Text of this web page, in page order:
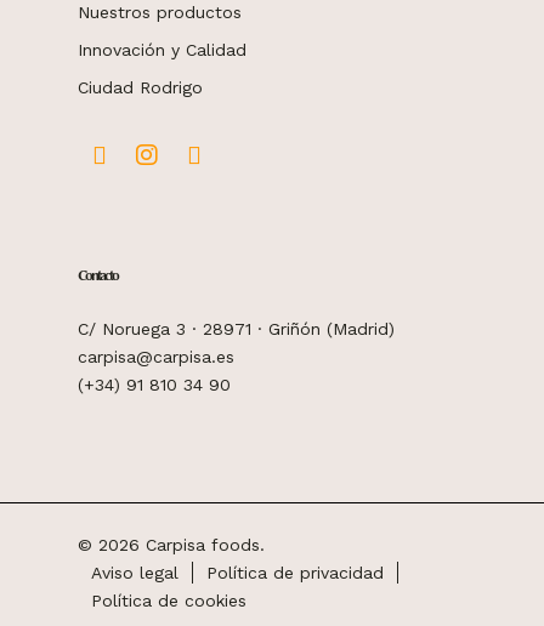
Nuestros productos
Innovación y Calidad
Ciudad Rodrigo
Contacto
C/ Noruega 3 · 28971 · Griñón (Madrid)
carpisa@carpisa.es
(+34) 91 810 34 90
© 2026 Carpisa foods.
Aviso legal
Política de privacidad
Política de cookies